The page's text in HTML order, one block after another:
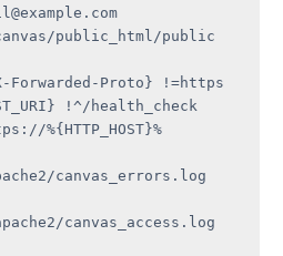
canvas/public_html/public
Forwarded-Proto} !=https
!^/health_check
%{HTTP_HOST}%
canvas_errors.log
canvas_access.log